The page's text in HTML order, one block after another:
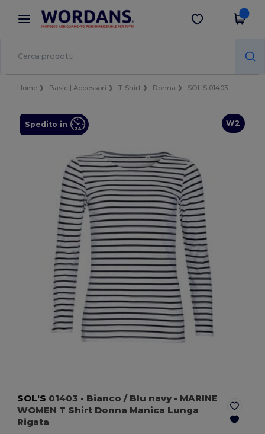
× App Wordans
Prezzi migliori sull'app!
Scarica app
Home Basic | Accessori T-Shirt Donna SOL'S 01403
W2
Spedito in
SOL'S 01403 - Bianco / Blu navy- MARINE
WOMEN T Shirt Donna Manica Lunga
Rigata